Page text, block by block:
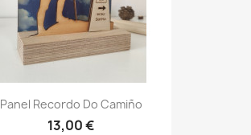
Panel Recordo Do Camiño
13,00 €